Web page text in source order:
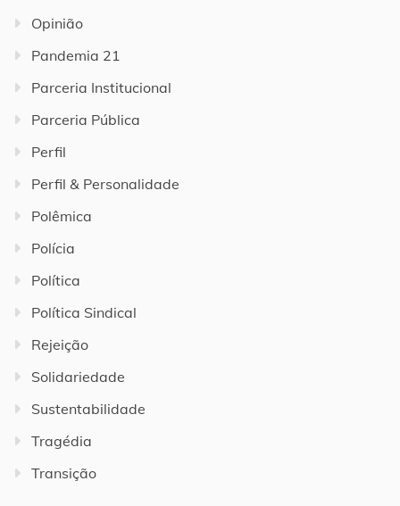
Opinião
Pandemia 21
Parceria Institucional
Parceria Pública
Perfil
Perfil & Personalidade
Polêmica
Polícia
Política
Política Sindical
Rejeição
Solidariedade
Sustentabilidade
Tragédia
Transição